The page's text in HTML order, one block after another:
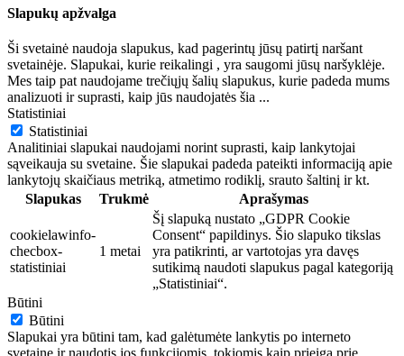
Slapukų apžvalga
Ši svetainė naudoja slapukus, kad pagerintų jūsų patirtį naršant
svetainėje. Slapukai, kurie reikalingi , yra saugomi jūsų naršyklėje.
Mes taip pat naudojame trečiųjų šalių slapukus, kurie padeda mums
analizuoti ir suprasti, kaip jūs naudojatės šia ...
Statistiniai
Statistiniai
Analitiniai slapukai naudojami norint suprasti, kaip lankytojai
sąveikauja su svetaine. Šie slapukai padeda pateikti informaciją apie
lankytojų skaičiaus metriką, atmetimo rodiklį, srauto šaltinį ir kt.
Slapukas
Trukmė Aprašymas
cookielawinfo-
checbox-
statistiniai
1 metai
Šį slapuką nustato „GDPR Cookie
Consent“ papildinys. Šio slapuko tikslas
yra patikrinti, ar vartotojas yra davęs
sutikimą naudoti slapukus pagal kategoriją
„Statistiniai“.
Būtini
Būtini
Slapukai yra būtini tam, kad galėtumėte lankytis po interneto
svetainę ir naudotis jos funkcijomis, tokiomis kaip prieiga prie